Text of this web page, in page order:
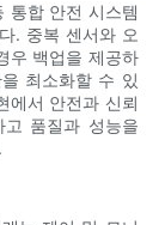
통합 안전 시스템
. 중복 센서와 오
우 백업을 제공하
최소화할 수 있
에서 안전과 신뢰
고 품질과 성능을